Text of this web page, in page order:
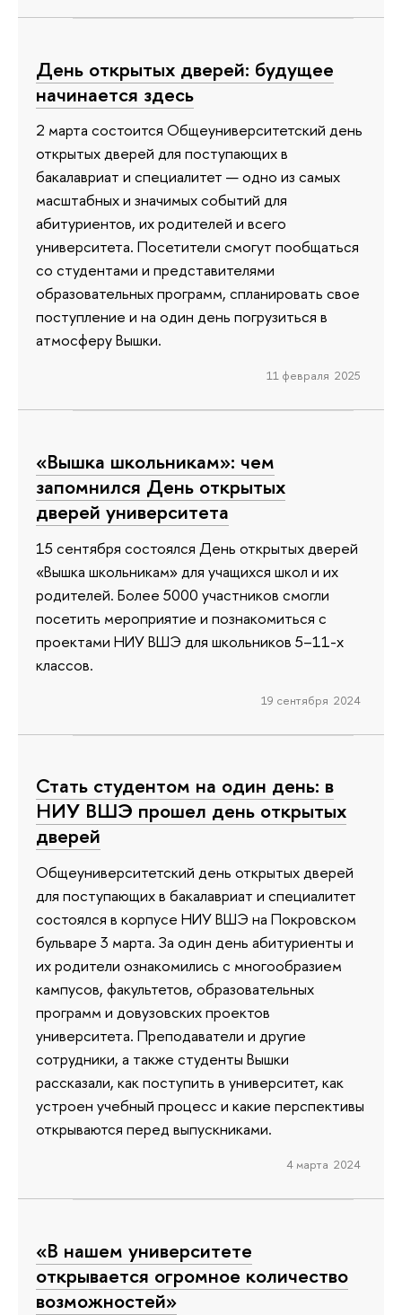
День открытых дверей: будущее
начинается здесь
2 марта состоится Общеуниверситетский день
открытых дверей для поступающих в
бакалавриат и специалитет — одно из самых
масштабных и значимых событий для
абитуриентов, их родителей и всего
университета. Посетители смогут пообщаться
со студентами и представителями
образовательных программ, спланировать свое
поступление и на один день погрузиться в
атмосферу Вышки.
11 февраля 2025
«Вышка школьникам»: чем
запомнился День открытых
дверей университета
15 сентября состоялся День открытых дверей
«Вышка школьникам» для учащихся школ и их
родителей. Более 5000 участников смогли
посетить мероприятие и познакомиться с
проектами НИУ ВШЭ для школьников 5–11-х
классов.
19 сентября 2024
Стать студентом на один день: в
НИУ ВШЭ прошел день открытых
дверей
Общеуниверситетский день открытых дверей
для поступающих в бакалавриат и специалитет
состоялся в корпусе НИУ ВШЭ на Покровском
бульваре 3 марта. За один день абитуриенты и
их родители ознакомились с многообразием
кампусов, факультетов, образовательных
программ и довузовских проектов
университета. Преподаватели и другие
сотрудники, а также студенты Вышки
рассказали, как поступить в университет, как
устроен учебный процесс и какие перспективы
открываются перед выпускниками.
4 марта 2024
«В нашем университете
открывается огромное количество
возможностей»